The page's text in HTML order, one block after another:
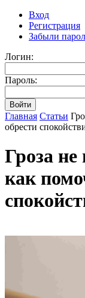
Вход
Регистрация
Забыли
Логин:
Пароль:
Главная Cтатьи
обрести
Гроза
как